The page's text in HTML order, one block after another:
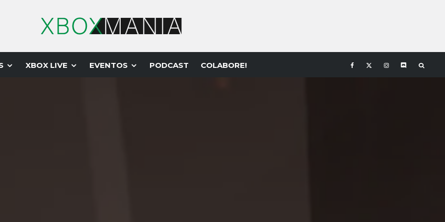
XBOX LIVE EVENTOS PODCAST COLABORE!